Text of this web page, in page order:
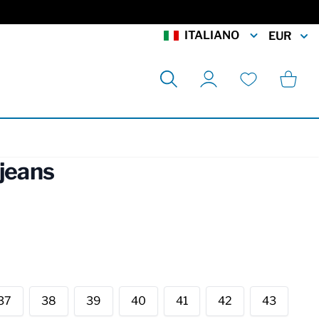
ITALIANO EUR
Cerca
38 39 40 41 42 43